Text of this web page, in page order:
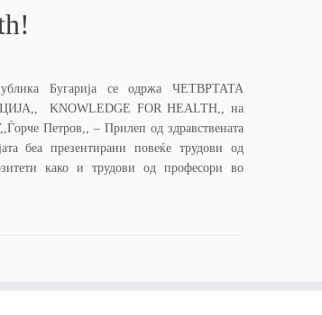
Бугарија се одржа ЧЕТВРТАТА
KNOWLEDGE FOR HEALTH,, на
Петров,, – Прилеп од здравствената
беа презентирани повеќе трудови од
како и трудови од професори во